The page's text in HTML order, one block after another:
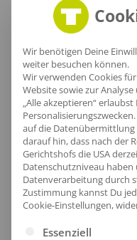
Lieferzeit
[jgm-review-widget]
Wir benötigen Deine
weiter besuchen können.
Wir verwenden Cookies
Website sowie zur
„Alle akzeptieren“
auf die Datenübermittlung
darauf hin, dass nach der
Gerichtshofs die USA
Datenschutzniveau
Datenverarbeitung durch
Zustimmung kannst Du
Cookie-Einstellungen,
Es folgt eine Liste
Essenziell